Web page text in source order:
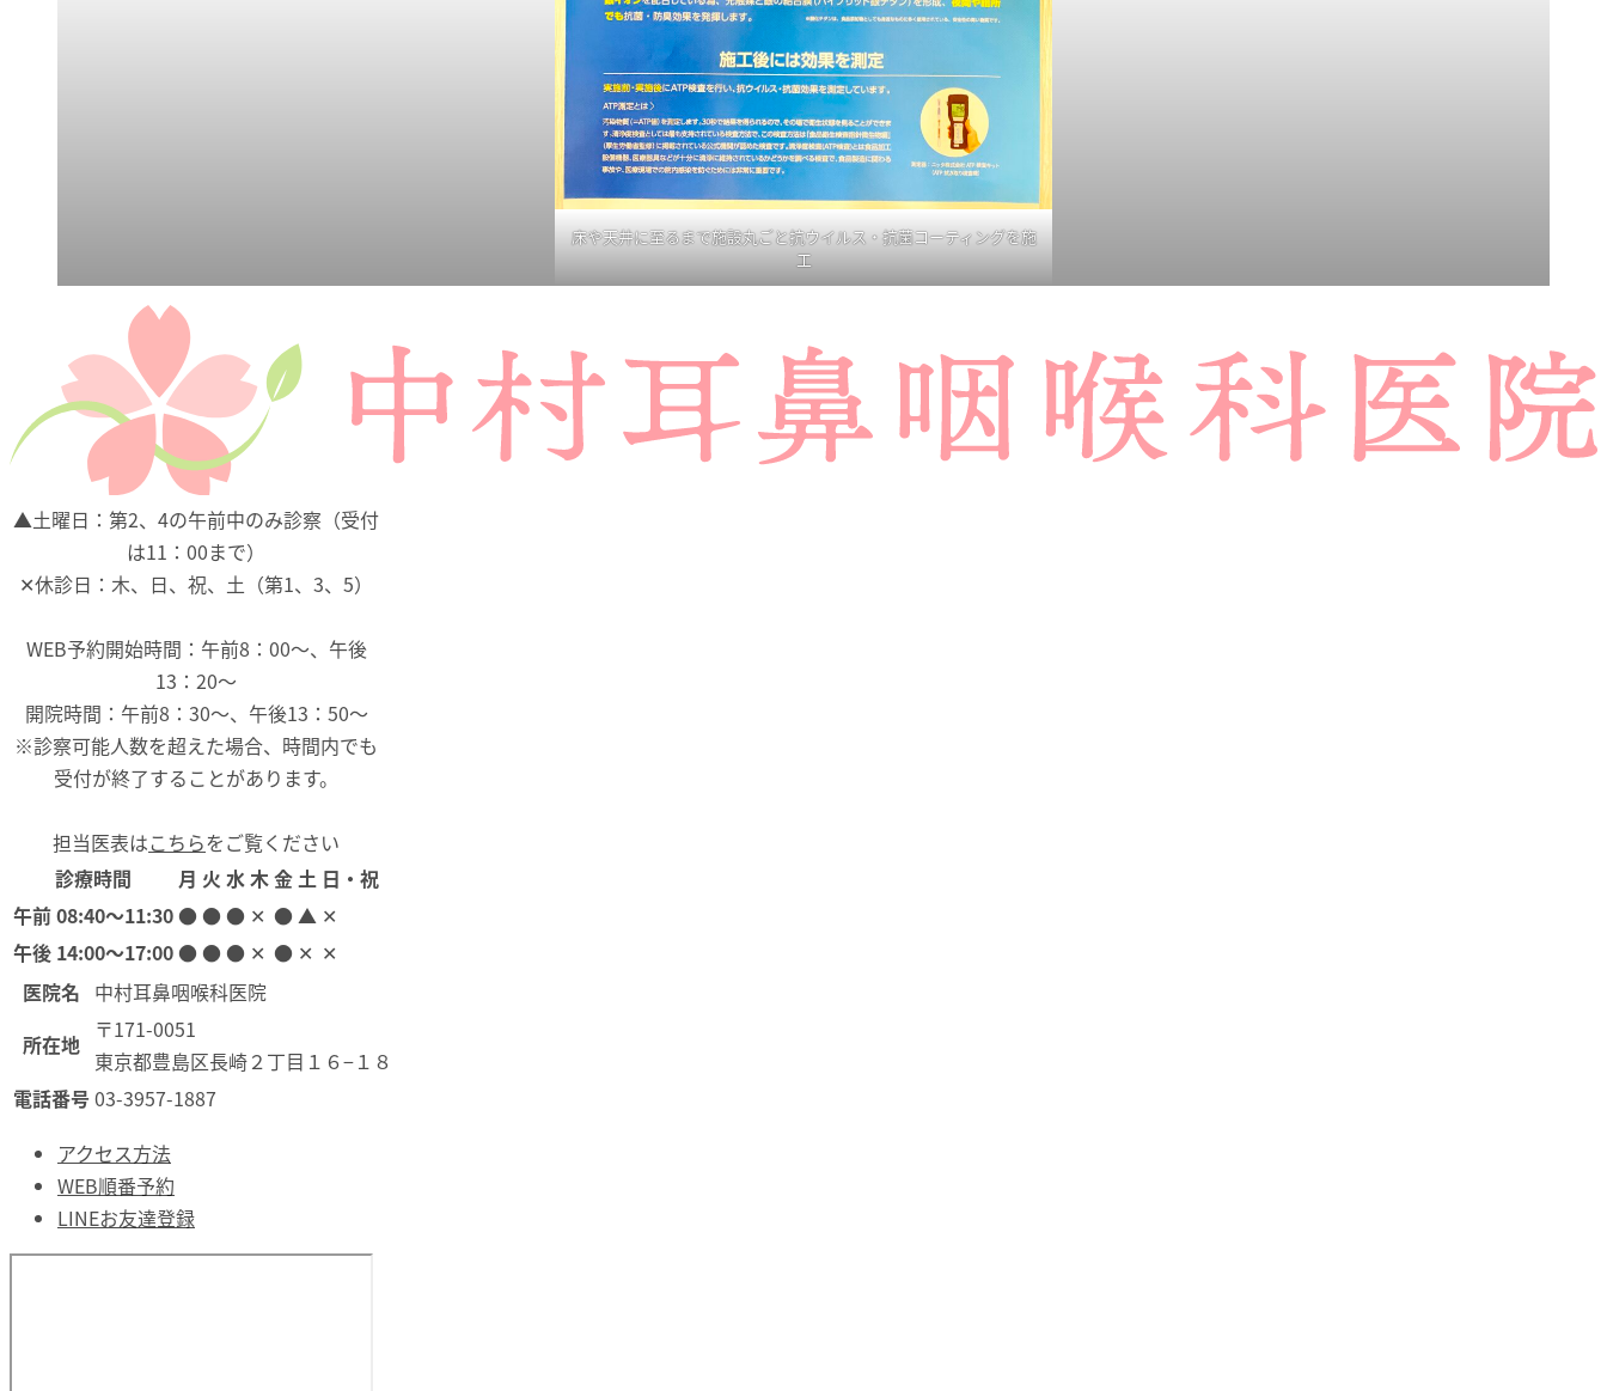
床や天井に至るまで施設丸ごと抗ウイルス・抗菌コーティングを施
工
診療時間 月 火 水木金土 日・祝
午前08:40〜11:30●●● ✕ ●▲ ✕
午後 14:00〜17:00●●● ✕ ● ✕ ✕
▲土曜日：第2、4の午前中のみ診察（受付
は11：00まで）
✕休診日：木、日、祝、土（第1、3、5）
WEB予約開始時間：午前8：00～、午後
13：20～
開院時間：午前8：30～、午後13：50～
※診察可能人数を超えた場合、時間内でも
受付が終了することがあります。
担当医表はこちらをご覧ください
医院名 中村耳鼻咽喉科医院
所在地
〒171-0051
東京都豊島区長崎２丁目１６−１８
電話番号03-3957-1887
アクセス方法
WEB順番予約
LINEお友達登録